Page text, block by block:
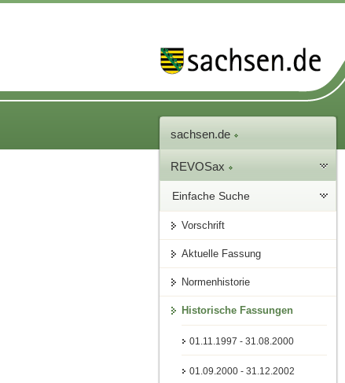
sachsen.de
REVOSax
Einfache Suche
Vorschrift
Aktuelle Fassung
Normenhistorie
Historische Fassungen
01.11.1997 - 31.08.2000
01.09.2000 - 31.12.2002